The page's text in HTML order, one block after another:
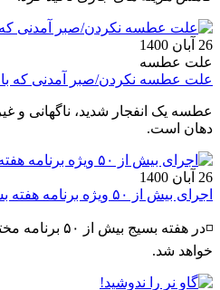
26 آبان 1400
علت عطسه
علت عطسه نکردن/صبر آمدنی که
عطسه یک انفجار شدید، ناگهانی و
دهان است.
26 آبان 1400
اجرای بیش از ۵۰ ویژه برنامه هفته بسیج در سرعین
◽️در هفته بسیج
خواهد شد.